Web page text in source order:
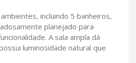
incluindo 5 banheiros,
planejado para
A sala ampla dá
luminosidade natural que